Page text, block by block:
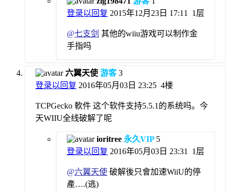
登录以回复 2015年12月23日 17:11 1层
@七支剑 其他的wiiu游戏可以制作金
手指吗
六翼天使 游客 3
登录以回复 2016年05月03日 23:25 4楼
TCPGecko 軟件 这个软件支持5.5.1的系统吗。今
天WIIU全线破解了呢
ioritree 永久VIP 5
登录以回复 2016年05月03日 23:31 1层
@六翼天使 破解後只會加速WiiU的停
產….(逃)